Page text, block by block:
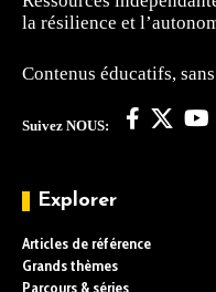
la résilience et
Contenus éducatifs,
Suivez NOUS:
Explorer
Articles de référence
Grands thèmes
Parcours & séries